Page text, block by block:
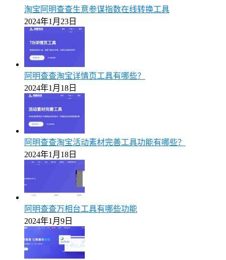
淘宝阿明查查生意参谋指数在线转换工具
2024年1月23日
阿明查查淘宝详情页工具有哪些？
2024年1月18日
阿明查查淘宝活动素材完善工具功能有哪些？
2024年1月18日
阿明查查万相台工具有哪些功能
2024年1月9日